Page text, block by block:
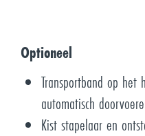
Optioneel
Transportband op
automatisch
Kist stapelaar en